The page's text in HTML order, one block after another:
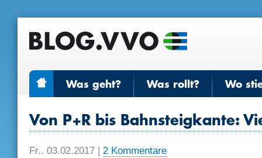
Was geht? Was rollt? Wo
Von P+R bis Bahnsteigkante:
Fr.. 03.02.2017 | 2 Kommentare